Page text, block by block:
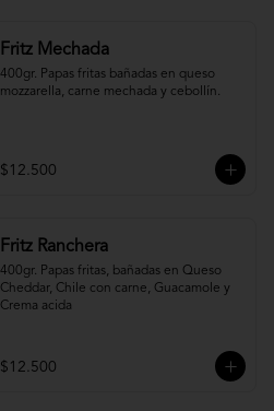
Fritz Mechada
400gr. Papas fritas bañadas en queso
mozzarella, carne mechada y cebollín.
$12.500
Fritz Ranchera
400gr. Papas fritas, bañadas en Queso
Cheddar, Chile con carne, Guacamole y
Crema acida
$12.500